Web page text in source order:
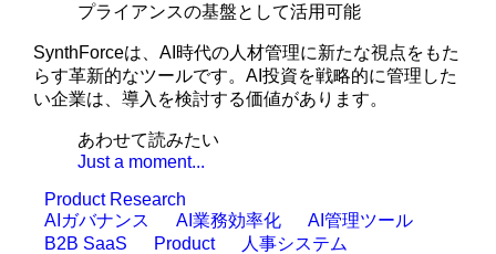
プライアンスの基盤として活用可能
SynthForceは、AI時代の人材管理に新たな視点をもた
らす革新的なツールです。AI投資を戦略的に管理した
い企業は、導入を検討する価値があります。
あわせて読みたい
Just a moment...
Product Research
AIガバナンス
AI業務効率化
AI管理ツール
B2B SaaS
Product
人事システム